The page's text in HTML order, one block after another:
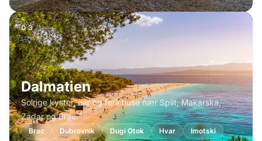
03
Dalmatien
Solrige kyster, øer og feriehuse nær Split, Makarska,
Zadar og Brac.
Brac Dubrovnik Dugi Otok Hvar
Imotski